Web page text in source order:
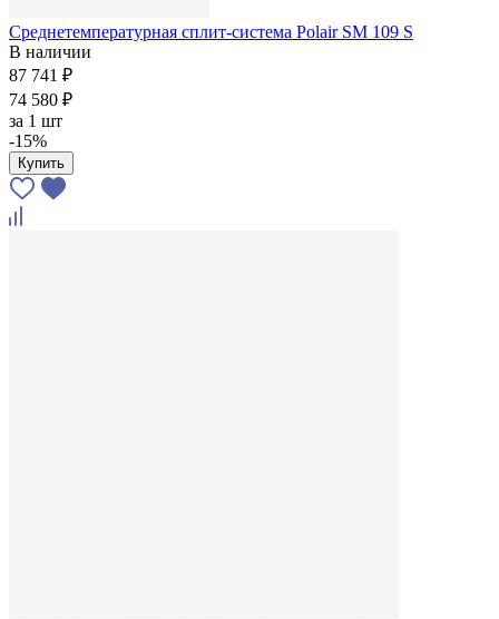
Среднетемпературная сплит-система Polair SM 109 S
В наличии
87 741 ₽
74 580 ₽
за 1 шт
-15%
Купить